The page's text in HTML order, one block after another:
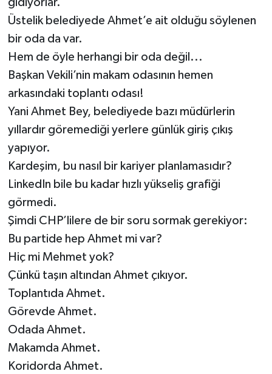
Üstelik belediyede Ahmet’e ait olduğu söylenen
bir oda da var.
Hem de öyle herhangi bir oda değil...
Başkan Vekili’nin makam odasının hemen
arkasındaki toplantı odası!
Yani Ahmet Bey, belediyede bazı müdürlerin
yıllardır göremediği yerlere günlük giriş çıkış
yapıyor.
Kardeşim, bu nasıl bir kariyer planlamasıdır?
LinkedIn bile bu kadar hızlı yükseliş grafiği
görmedi.
Şimdi CHP’lilere de bir soru sormak gerekiyor:
Bu partide hep Ahmet mi var?
Hiç mi Mehmet yok?
Çünkü taşın altından Ahmet çıkıyor.
Toplantıda Ahmet.
Görevde Ahmet.
Odada Ahmet.
Makamda Ahmet.
Koridorda Ahmet.